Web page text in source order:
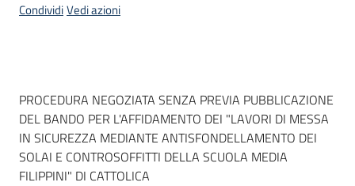
CondividiVedi azioni
Dati del bando
PROCEDURA NEGOZIATA SENZA PREVIA PUBBLICAZIONE
DEL BANDO PER L'AFFIDAMENTO DEI "LAVORI DI MESSA
IN SICUREZZA MEDIANTE ANTISFONDELLAMENTO DEI
SOLAI E CONTROSOFFITTI DELLA SCUOLA MEDIA
FILIPPINI" DI CATTOLICA